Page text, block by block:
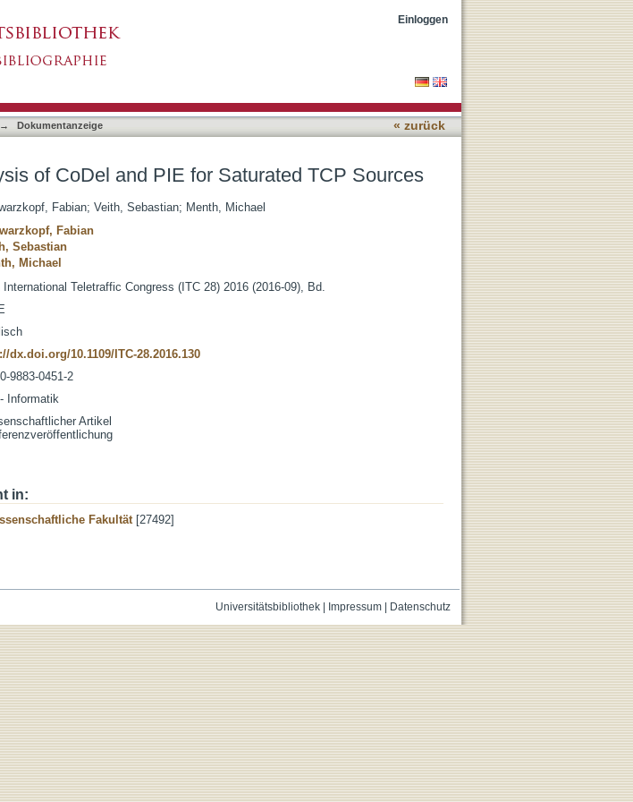
Einloggen
→ Dokumentanzeige « zurück
of CoDel and PIE for Saturated TCP Sources
Fabian; Veith, Sebastian; Menth, Michael
Fabian
Sebastian
Michael
International Teletraffic Congress (ITC 28) 2016 (2016-09), Bd.
dx.doi.org/10.1109/ITC-28.2016.130
9883-0451-2
Informatik
Artikel
in:
Fakultät[27492]
Universitätsbibliothek| Impressum| Datenschutz